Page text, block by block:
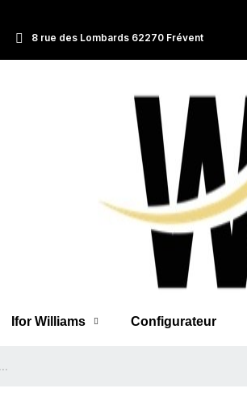
8 rue des Lombards 62270 Frévent
Ifor Williams Configurateur